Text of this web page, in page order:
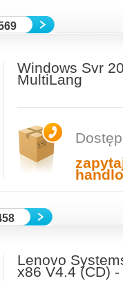
Windows Svr
MultiLang
Lenovo
x86 V4.4 (CD)